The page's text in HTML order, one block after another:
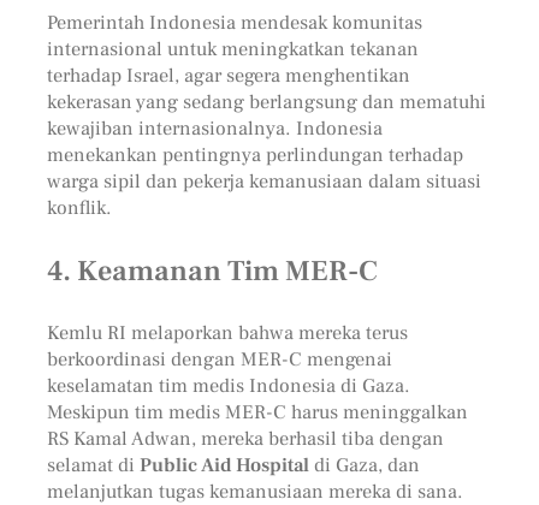
Pemerintah Indonesia mendesak komunitas
internasional untuk meningkatkan tekanan
terhadap Israel, agar segera menghentikan
kekerasan yang sedang berlangsung dan mematuhi
kewajiban internasionalnya. Indonesia
menekankan pentingnya perlindungan terhadap
warga sipil dan pekerja kemanusiaan dalam situasi
konflik.
4. Keamanan Tim MER-C
Kemlu RI melaporkan bahwa mereka terus
berkoordinasi dengan MER-C mengenai
keselamatan tim medis Indonesia di Gaza.
Meskipun tim medis MER-C harus meninggalkan
RS Kamal Adwan, mereka berhasil tiba dengan
selamat di Public Aid Hospitaldi Gaza, dan
melanjutkan tugas kemanusiaan mereka di sana.